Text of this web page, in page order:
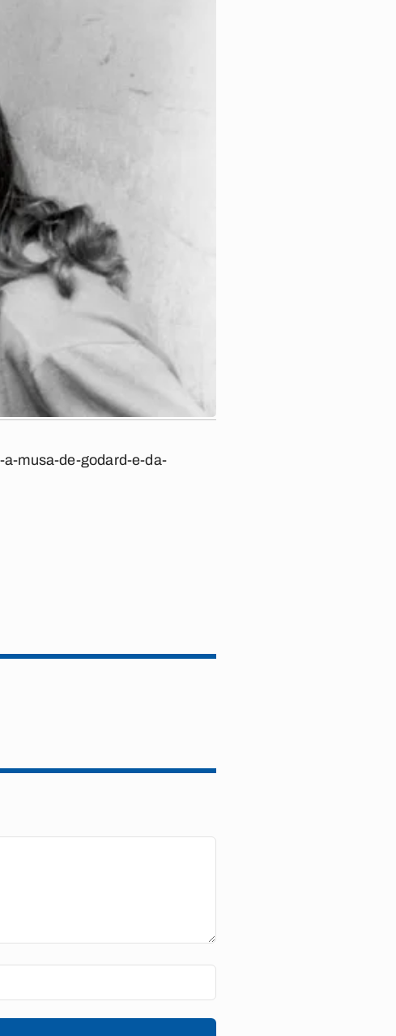
musa-de-godard-e-da-